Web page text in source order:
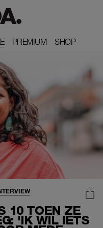
PREMIUM
PREMIUM SHOP
SHOP
10 TOEN ZE
'IK WIL IETS